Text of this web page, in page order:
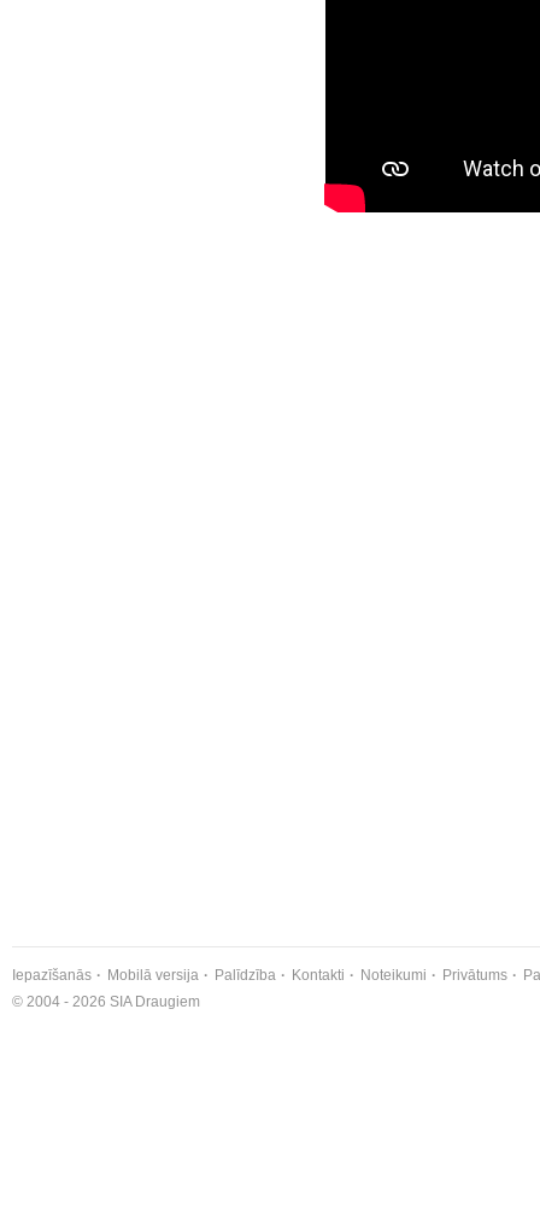
Iepazīšanās Mobilā versija Palīdzība Kontakti Noteikumi Privātums
© 2004 - 2026 SIA Draugiem